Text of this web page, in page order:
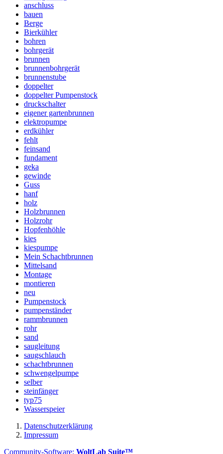
anschluss
bauen
Berge
Bierkühler
bohren
bohrgerät
brunnen
brunnenbohrgerät
brunnenstube
doppelter
doppelter Pumpenstock
druckschalter
eigener gartenbrunnen
elektropumpe
erdkühler
fehlt
feinsand
fundament
geka
gewinde
Guss
hanf
holz
Holzbrunnen
Holzrohr
Hopfenhöhle
kies
kiespumpe
Mein Schachtbrunnen
Mittelsand
Montage
montieren
neu
Pumpenstock
pumpenständer
rammbrunnen
rohr
sand
saugleitung
saugschlauch
schachtbrunnen
schwengelpumpe
selber
steinfänger
typ75
Wasserspeier
Datenschutzerklärung
Impressum
Community-Software: WoltLab Suite™